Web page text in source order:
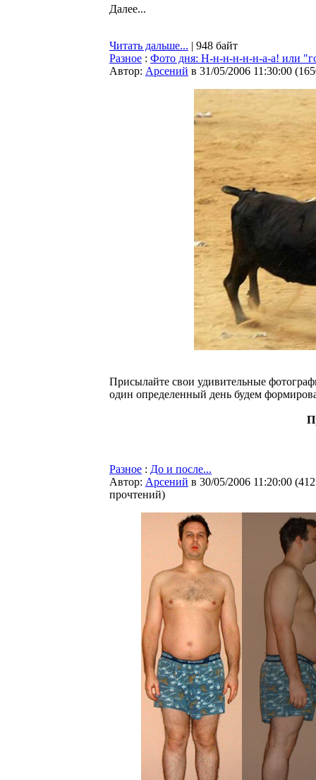
Далее...
Читать дальше... | 948 байт
Разное : Фото дня: Н-н-н-н-н-н-а-а! или
Автор: Арсений в 31/05/2006 11:30:00 (
Присылайте свои удивительные
один определенный день будем
Разное : До и после...
Автор: Арсений в 30/05/2006 11:20:00 (
прочтений)